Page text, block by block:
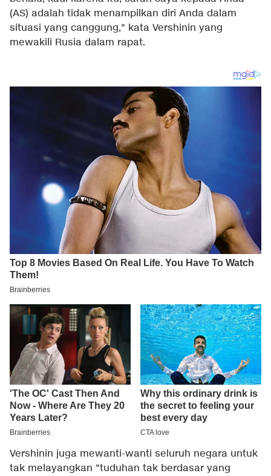
(AS) adalah tidak menampilkan diri Anda dalam
situasi yang canggung," kata Vershinin yang
mewakili Rusia dalam rapat.
Vershinin juga mewanti-wanti seluruh negara untuk
tak melayangkan "tuduhan tak berdasar yang